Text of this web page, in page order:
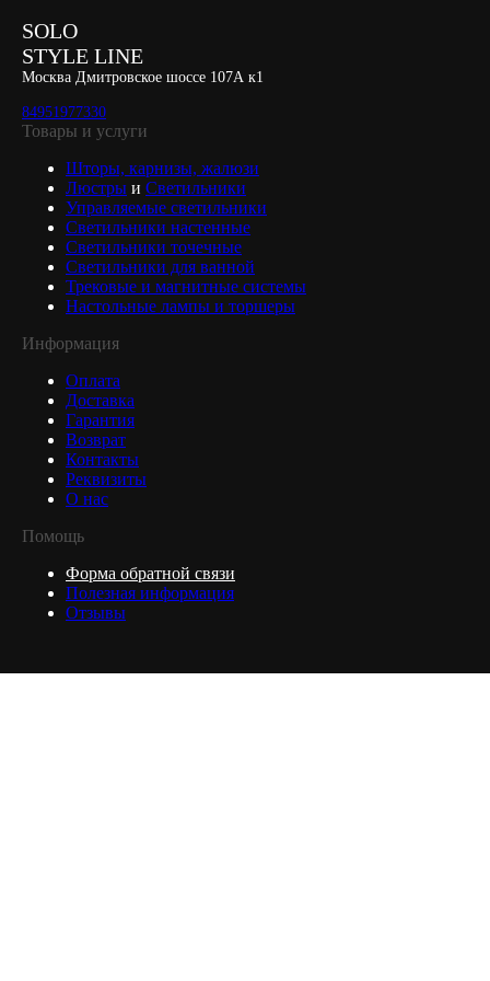
SOLO
STYLE LINE
Москва Дмитровское шоссе 107А к1
84951977330
Товары и услуги
Шторы, карнизы, жалюзи
Люстры и Светильники
Управляемые светильники
Светильники настенные
Светильники точечные
Светильники для ванной
Трековые и магнитные системы
Настольные лампы и торшеры
Информация
Оплата
Доставка
Гарантия
Возврат
Контакты
Реквизиты
О нас
Помощь
Форма обратной связи
Полезная информация
Отзывы